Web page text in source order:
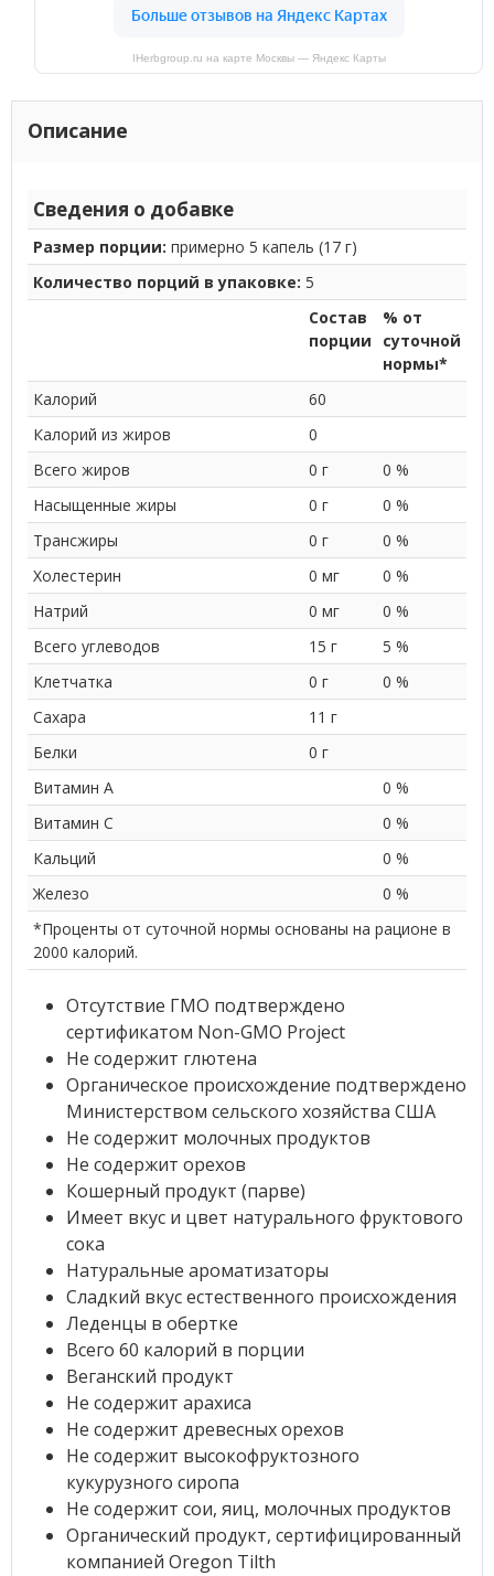
IHerbgroup.ru на карте Москвы — Яндекс Карты
Описание
Сведения о добавке
Размер порции: примерно 5 капель (17 г)
Количество порций в упаковке: 5
Состав
порции
% от
суточной
нормы*
Калорий
60
Калорий из жиров
0
Всего жиров
0 г
0 %
Насыщенные жиры
0 г
0 %
Трансжиры
0 г
0 %
Холестерин
0 мг
0 %
Натрий
0 мг
0 %
Всего углеводов
15 г
5 %
Клетчатка
0 г
0 %
Сахара
11 г
Белки
0 г
Витамин A
0 %
Витамин С
0 %
Кальций
0 %
Железо
0 %
*Проценты от суточной нормы основаны на рационе в
2000 калорий.
Отсутствие ГМО подтверждено
сертификатом Non-GMO Project
Не содержит глютена
Органическое происхождение подтверждено
Министерством сельского хозяйства США
Не содержит молочных продуктов
Не содержит орехов
Кошерный продукт (парве)
Имеет вкус и цвет натурального фруктового
сока
Натуральные ароматизаторы
Сладкий вкус естественного происхождения
Леденцы в обертке
Всего 60 калорий в порции
Веганский продукт
Не содержит арахиса
Не содержит древесных орехов
Не содержит высокофруктозного
кукурузного сиропа
Не содержит сои, яиц, молочных продуктов
Органический продукт, сертифицированный
компанией Oregon Tilth